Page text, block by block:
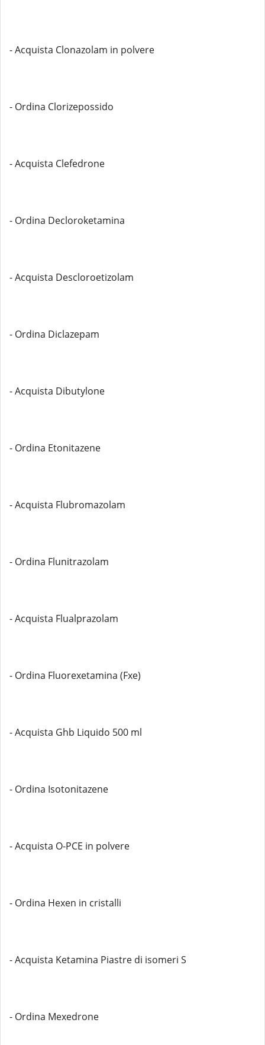
- Acquista Clonazolam in polvere
- Ordina Clorizepossido
- Acquista Clefedrone
- Ordina Decloroketamina
- Acquista Descloroetizolam
- Ordina Diclazepam
- Acquista Dibutylone
- Ordina Etonitazene
- Acquista Flubromazolam
- Ordina Flunitrazolam
- Acquista Flualprazolam
- Ordina Fluorexetamina (Fxe)
- Acquista Ghb Liquido 500 ml
- Ordina Isotonitazene
- Acquista O-PCE in polvere
- Ordina Hexen in cristalli
- Acquista Ketamina Piastre di isomeri S
- Ordina Mexedrone